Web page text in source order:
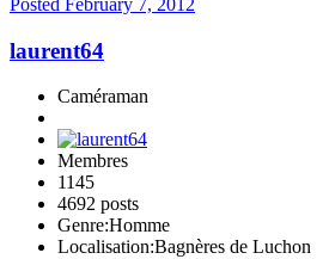
Posted February 7, 2012
laurent64
Caméraman
Membres
1145
4692 posts
Genre:Homme
Localisation:Bagnères de Luchon